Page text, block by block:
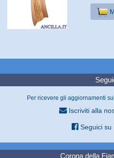
Per ricevere gli aggiornamenti
Iscriviti alla
Seguici su
Corona della